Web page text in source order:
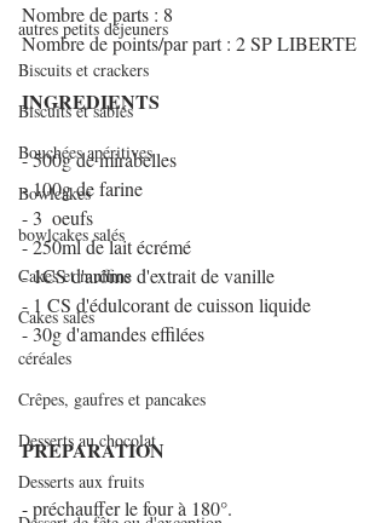
autres petits déjeuners
Biscuits et crackers
Biscuits et sablés
Bouchées apéritives
Bowlcakes
bowlcakes salés
Cakes et muffins
Cakes salés
céréales
Crêpes, gaufres et pancakes
Desserts au chocolat
Desserts aux fruits
Nombre de parts : 8
Nombre de points/par part : 2 SP LIBERTE
INGREDIENTS
- 500g de mirabelles
- 100g de farine
- 3  oeufs
- 250ml de lait écrémé
- 1CS d'arôme d'extrait de vanille
- 1 CS d'édulcorant de cuisson liquide
- 30g d'amandes effilées
PREPARATION
- préchauffer le four à 180°.